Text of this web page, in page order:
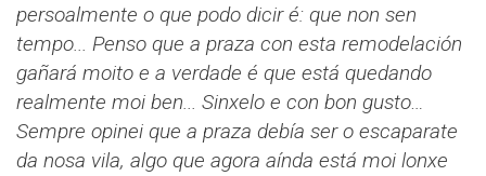
persoalmente o que podo dicir é: que non sen
tempo... Penso que a praza con esta remodelación
gañará moito e a verdade é que está quedando
realmente moi ben... Sinxelo e con bon gusto…
Sempre opinei que a praza debía ser o escaparate
da nosa vila, algo que agora aínda está moi lonxe